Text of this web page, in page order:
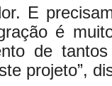
E
é
de
projeto”,